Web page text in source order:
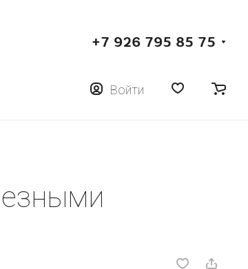
+7 926 795 85 75
Войти